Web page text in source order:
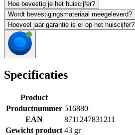
Hoe bevestig je het huiscijfer?
Wordt bevestigingsmateriaal meegeleverd?
Hoeveel jaar garantie is er op het huiscijfer?
Specificaties
Product
Productnummer 516880
EAN
8711247831211
Gewicht product 43 gr